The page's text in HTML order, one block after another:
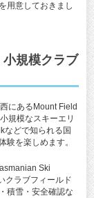
用意しておきまし
規模クラブ
にあるMount Field
規模なスキーエリ
などで知られる国
験を楽しめます。
Ski
クラブフィールド
積雪・安全確認な